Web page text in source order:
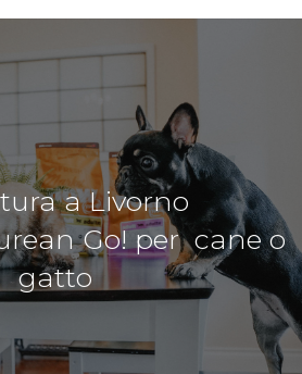
a Livorno
Go! per cane o
gatto